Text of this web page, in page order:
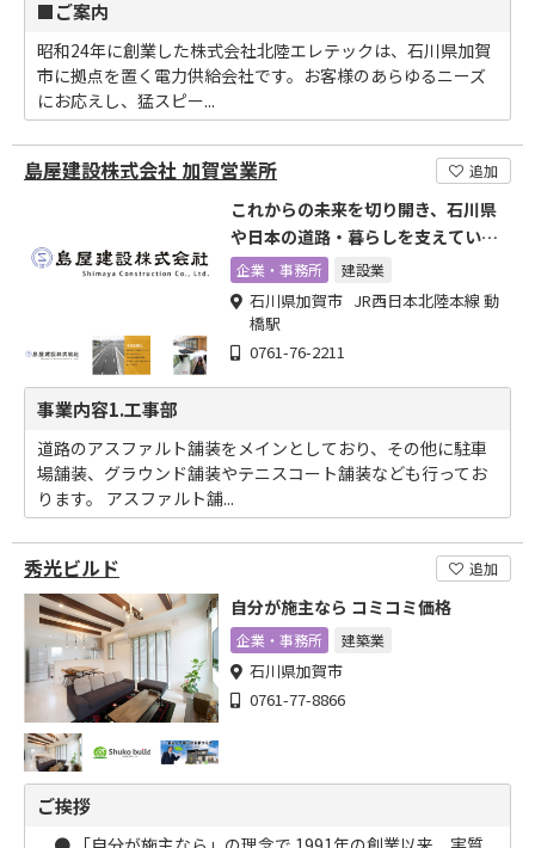
■ご案内
昭和24年に創業した株式会社北陸エレテックは、石川県加賀
市に拠点を置く電力供給会社です。お客様のあらゆるニーズ
にお応えし、猛スピー...
島屋建設株式会社 加賀営業所 追加
これからの未来を切り開き、石川県
や日本の道路・暮らしを支えていき
ます
企業・事務所 建設業
石川県加賀市 JR西日本北陸本線 動
橋駅
0761-76-2211
事業内容1.工事部
道路のアスファルト舗装をメインとしており、その他に駐車
場舗装、グラウンド舗装やテニスコート舗装なども行ってお
ります。 アスファルト舗...
秀光ビルド 追加
自分が施主なら コミコミ価格
企業・事務所 建築業
石川県加賀市
0761-77-8866
ご挨拶